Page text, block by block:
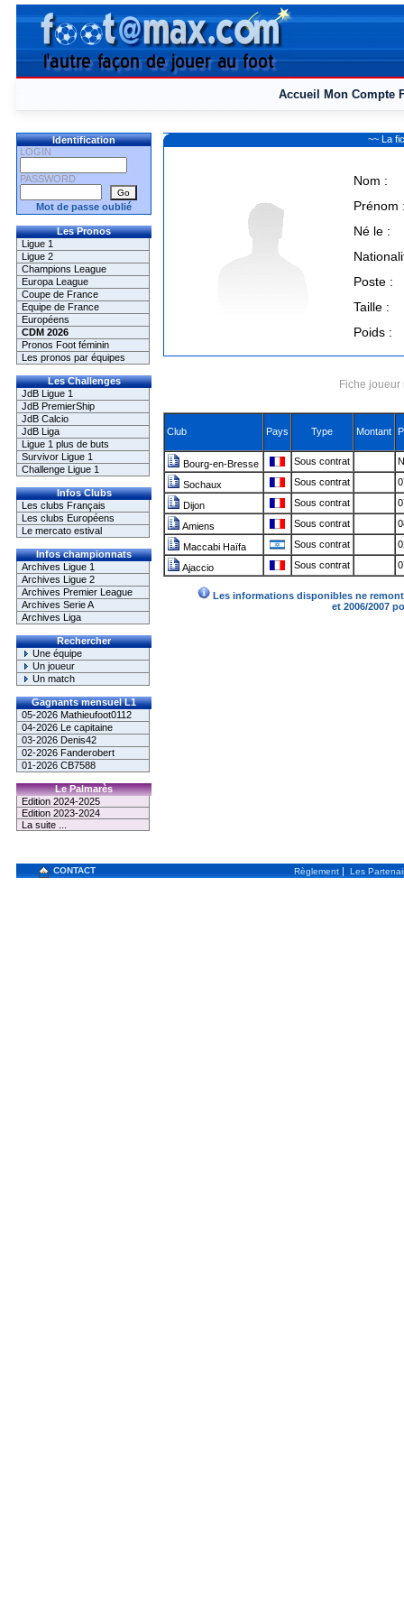
Accueil Mon Compte
Identification
LOGIN
PASSWORD
Mot de passe oublié
Les Pronos
Ligue 1
Ligue 2
Champions League
Europa League
Coupe de France
Equipe de France
Européens
CDM 2026
Pronos Foot féminin
Les pronos par équipes
Les Challenges
JdB Ligue 1
JdB PremierShip
JdB Calcio
JdB Liga
Ligue 1 plus de buts
Survivor Ligue 1
Challenge Ligue 1
Infos Clubs
Les clubs Français
Les clubs Européens
Le mercato estival
Infos championnats
Archives Ligue 1
Archives Ligue 2
Archives Premier League
Archives Serie A
Archives Liga
Rechercher
Une équipe
Un joueur
Un match
Gagnants mensuel L1
05-2026 Mathieufoot0112
04-2026 Le capitaine
03-2026 Denis42
02-2026 Fanderobert
01-2026 CB7588
Le Palmarès
Edition 2024-2025
Edition 2023-2024
La suite ...
~~ La
Nom :
Prénom
Né le :
Poste :
Taille :
Poids :
Fiche
Club Pays Type Montant
Bourg-en-Bresse Sous contrat
Sochaux Sous contrat
Dijon Sous contrat
Amiens Sous contrat
Maccabi Haïfa Sous contrat
Ajaccio Sous contrat
Les informations disponibles ne
et 2006/2007
CONTACT Règlement | Les